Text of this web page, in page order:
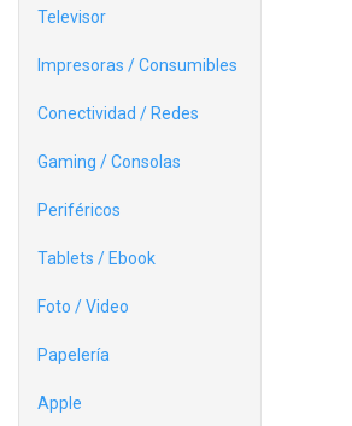
Televisor
Impresoras / Consumibles
Conectividad / Redes
Gaming / Consolas
Periféricos
Tablets / Ebook
Foto / Video
Papelería
Apple